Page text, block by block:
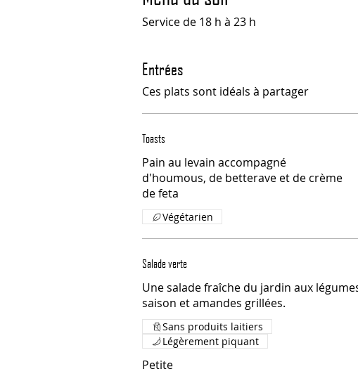
Service de 18 h à 23 h
Entrées
Ces plats sont idéals à partager
Toasts
Pain au levain accompagné
d'houmous, de betterave et de crème
de feta
Végétarien
Salade verte
Une salade fraîche du jardin aux
saison et amandes grillées.
Petite
Sans produits laitiers
Légèrement piquant